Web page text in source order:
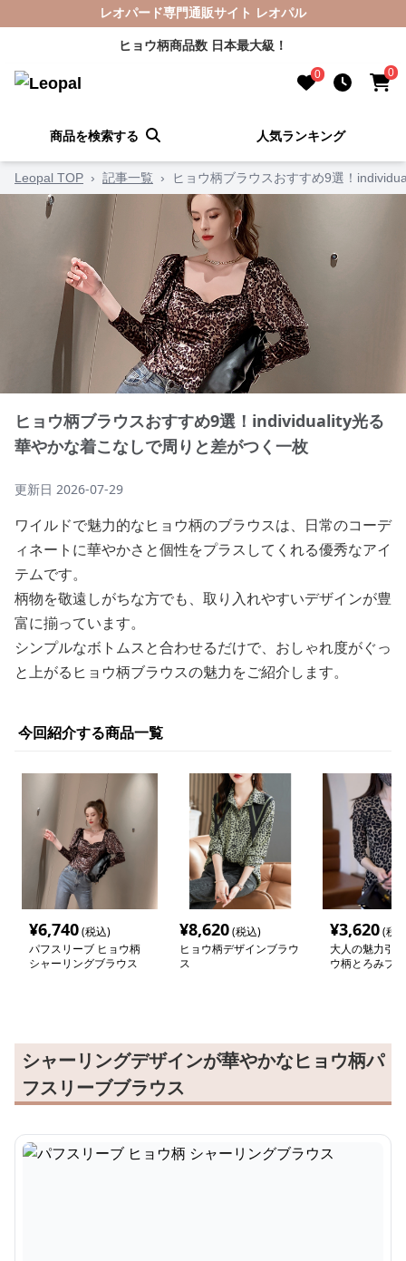
レオパード専門通販サイト レオパル
ヒョウ柄商品数 日本最大級！
0 0
商品を検索する 人気ランキング
Leopal TOP › 記事一覧 › ヒョウ柄ブラウスおすすめ9選！
ヒョウ柄ブラウスおすすめ9選！individuality光る
華やかな着こなしで周りと差がつく一枚
更新日 2026-07-29
ワイルドで魅力的なヒョウ柄のブラウスは、日常のコーデ
ィネートに華やかさと個性をプラスしてくれる優秀なアイ
テムです。
柄物を敬遠しがちな方でも、取り入れやすいデザインが豊
富に揃っています。
シンプルなボトムスと合わせるだけで、おしゃれ度がぐっ
と上がるヒョウ柄ブラウスの魅力をご紹介します。
今回紹介する商品一覧
¥6,740(税込)
パフスリーブ ヒョウ柄
シャーリングブラウス
¥8,620(税込)
ヒョウ柄デザインブラウ
ス
¥3,620(税
大人の魅力引
ウ柄とろみブ
シャーリングデザインが華やかなヒョウ柄パ
フスリーブブラウス